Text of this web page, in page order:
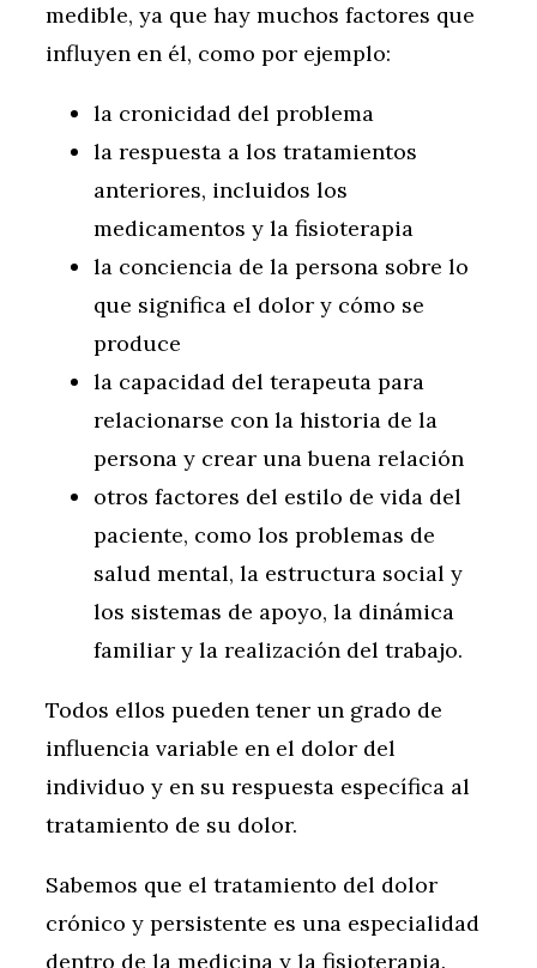
medible, ya que hay muchos factores que
influyen en él, como por ejemplo:
la cronicidad del problema
la respuesta a los tratamientos
anteriores, incluidos los
medicamentos y la fisioterapia
la conciencia de la persona sobre lo
que significa el dolor y cómo se
produce
la capacidad del terapeuta para
relacionarse con la historia de la
persona y crear una buena relación
otros factores del estilo de vida del
paciente, como los problemas de
salud mental, la estructura social y
los sistemas de apoyo, la dinámica
familiar y la realización del trabajo.
Todos ellos pueden tener un grado de
influencia variable en el dolor del
individuo y en su respuesta específica al
tratamiento de su dolor.
Sabemos que el tratamiento del dolor
crónico y persistente es una especialidad
dentro de la medicina y la fisioterapia.